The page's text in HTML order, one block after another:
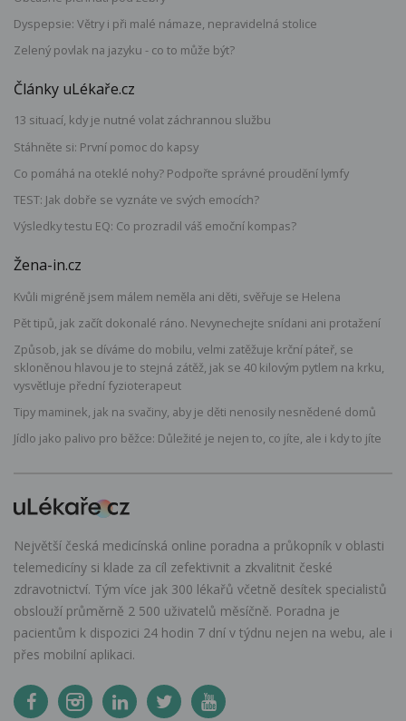
Dyspepsie: Větry i při malé námaze, nepravidelná stolice
Zelený povlak na jazyku - co to může být?
Články uLékaře.cz
13 situací, kdy je nutné volat záchrannou službu
Stáhněte si: První pomoc do kapsy
Co pomáhá na oteklé nohy? Podpořte správné proudění lymfy
TEST: Jak dobře se vyznáte ve svých emocích?
Výsledky testu EQ: Co prozradil váš emoční kompas?
Žena-in.cz
Kvůli migréně jsem málem neměla ani děti, svěřuje se Helena
Pět tipů, jak začít dokonalé ráno. Nevynechejte snídani ani protažení
Způsob, jak se díváme do mobilu, velmi zatěžuje krční páteř, se
skloněnou hlavou je to stejná zátěž, jak se 40 kilovým pytlem na krku,
vysvětluje přední fyzioterapeut
Tipy maminek, jak na svačiny, aby je děti nenosily nesnědené domů
Jídlo jako palivo pro běžce: Důležité je nejen to, co jíte, ale i kdy to jíte
Největší česká medicínská online poradna a průkopník v oblasti
telemedicíny si klade za cíl zefektivnit a zkvalitnit české
zdravotnictví. Tým více jak 300 lékařů včetně desítek specialistů
obslouží průměrně 2 500 uživatelů měsíčně. Poradna je
pacientům k dispozici 24 hodin 7 dní v týdnu nejen na webu, ale i
přes mobilní aplikaci.